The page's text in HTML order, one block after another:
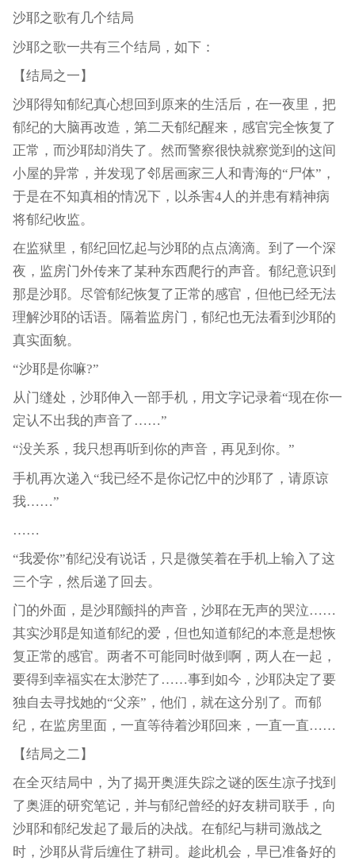
沙耶之歌有几个结局
沙耶之歌一共有三个结局，如下：
【结局之一】
沙耶得知郁纪真心想回到原来的生活后，在一夜里，把
郁纪的大脑再改造，第二天郁纪醒来，感官完全恢复了
正常，而沙耶却消失了。然而警察很快就察觉到的这间
小屋的异常，并发现了邻居画家三人和青海的“尸体”，
于是在不知真相的情况下，以杀害4人的并患有精神病
将郁纪收监。
在监狱里，郁纪回忆起与沙耶的点点滴滴。到了一个深
夜，监房门外传来了某种东西爬行的声音。郁纪意识到
那是沙耶。尽管郁纪恢复了正常的感官，但他已经无法
理解沙耶的话语。隔着监房门，郁纪也无法看到沙耶的
真实面貌。
“沙耶是你嘛?”
从门缝处，沙耶伸入一部手机，用文字记录着“现在你一
定认不出我的声音了……”
“没关系，我只想再听到你的声音，再见到你。”
手机再次递入“我已经不是你记忆中的沙耶了，请原谅
我……”
……
“我爱你”郁纪没有说话，只是微笑着在手机上输入了这
三个字，然后递了回去。
门的外面，是沙耶颤抖的声音，沙耶在无声的哭泣……
其实沙耶是知道郁纪的爱，但也知道郁纪的本意是想恢
复正常的感官。两者不可能同时做到啊，两人在一起，
要得到幸福实在太渺茫了……事到如今，沙耶决定了要
独自去寻找她的“父亲”，他们，就在这分别了。而郁
纪，在监房里面，一直等待着沙耶回来，一直一直……
【结局之二】
在全灭结局中，为了揭开奥涯失踪之谜的医生凉子找到
了奥涯的研究笔记，并与郁纪曾经的好友耕司联手，向
沙耶和郁纪发起了最后的决战。在郁纪与耕司激战之
时，沙耶从背后缠住了耕司。趁此机会，早已准备好的